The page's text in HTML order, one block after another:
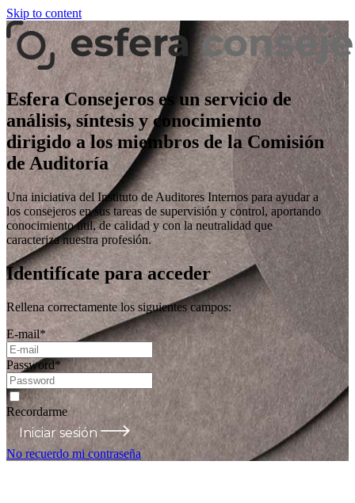
Skip to content
Esfera Consejeros es un servicio de
análisis, síntesis y conocimiento
dirigido a los miembros de la Comisión
de Auditoría
Una iniciativa del Instituto de Auditores Internos para ayudar a
los consejeros en sus tareas de supervisión y control, aportando
conocimiento útil, de calidad y con la neutralidad que
caracteriza nuestra profesión.
Identifícate para acceder
Rellena correctamente los siguientes campos:
E-mail*
Password*
Recordarme
Iniciar sesión
No recuerdo mi contraseña